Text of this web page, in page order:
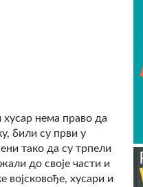
хусар нема право да
били су први у
тако да су трпели
до своје части и
војсковође, хусари и